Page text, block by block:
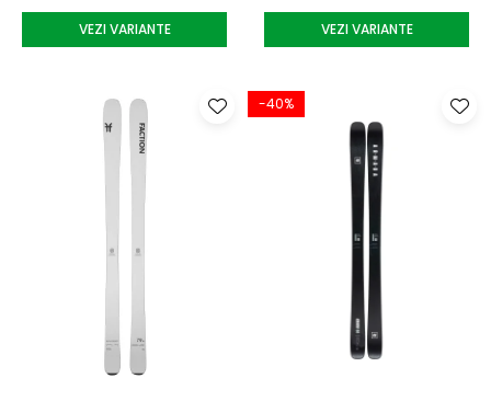
VEZI VARIANTE VEZI VARIANTE
-40%